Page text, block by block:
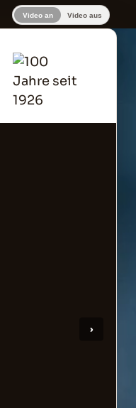
Video an Video aus